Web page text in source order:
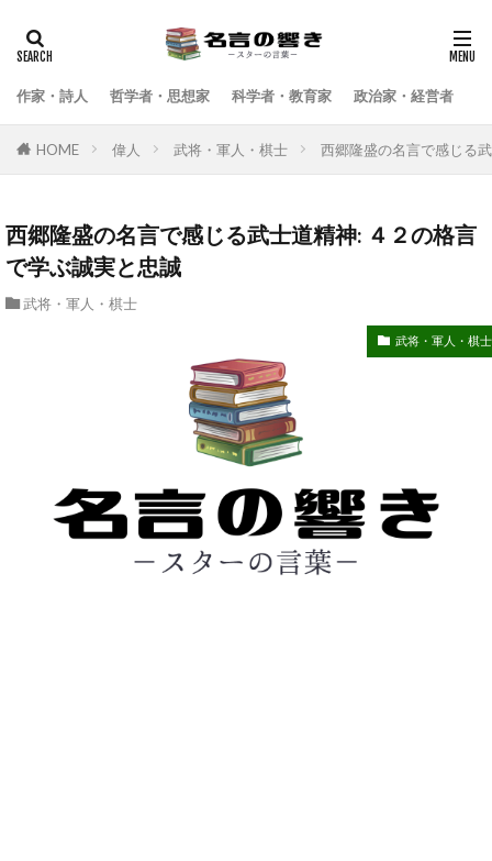
作家・詩人 哲学者・思想家 科学者・教育家 政治家・経営者
HOME 偉人 武将・軍人・棋士 西郷隆盛の名言で感じる
西郷隆盛の名言で感じる武士道精神: ４２の格言
で学ぶ誠実と忠誠
武将・軍人・棋士
武将・軍人・棋士
検索